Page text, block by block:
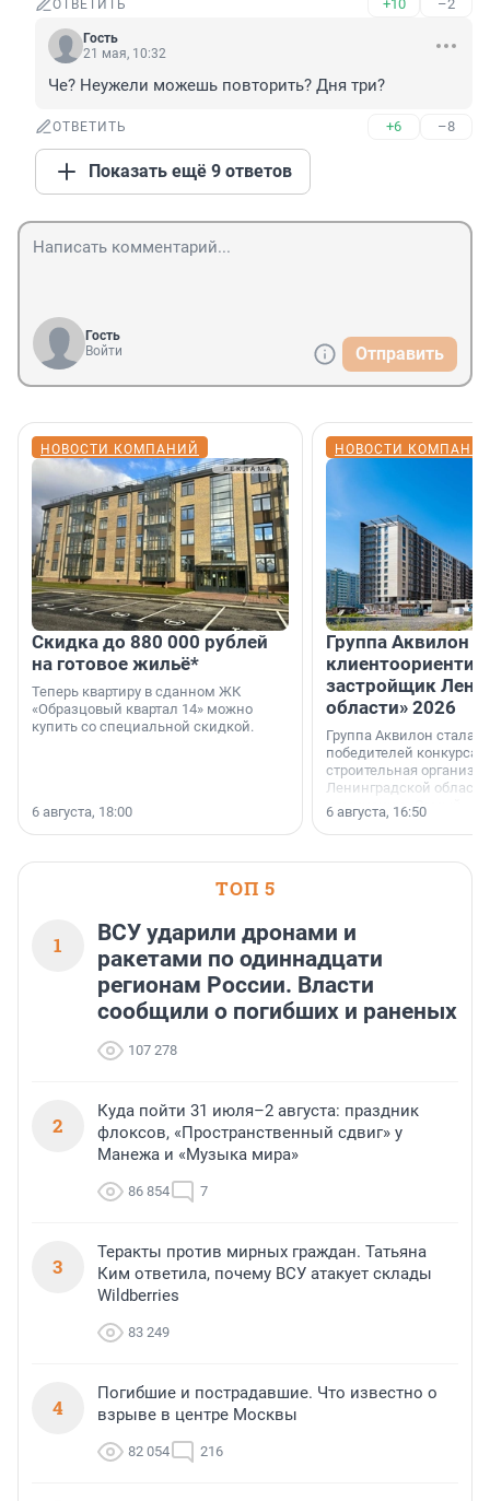
ОТВЕТИТЬ +10 –2
Гость
21 мая, 10:32
Че? Неужели можешь повторить? Дня три?
ОТВЕТИТЬ +6 –8
Показать ещё 9 ответов
Гость
Войти
Отправить
НОВОСТИ КОМПАНИЙ
Скидка до 880 000 рублей
на готовое жильё*
Теперь квартиру в сданном ЖК
«Образцовый квартал 14» можно
купить со специальной скидкой.
6 августа, 18:00
НОВОСТИ
Группа Аквилон
застройщик
области» 2026
Группа Аквилон стала
победителей конкурса
строительная
Ленинградской области
номинации «Самый
застройщик
области».
6 августа, 16:50
ТОП 5
1
ВСУ ударили дронами и
ракетами по одиннадцати
регионам России. Власти
сообщили о погибших и раненых
107 278
2
Куда пойти 31 июля–2 августа: праздник
флоксов, «Пространственный сдвиг» у
Манежа и «Музыка мира»
86 854 7
3
Теракты против мирных граждан. Татьяна
Ким ответила, почему ВСУ атакует склады
Wildberries
83 249
4
Погибшие и пострадавшие. Что известно о
взрыве в центре Москвы
82 054 216